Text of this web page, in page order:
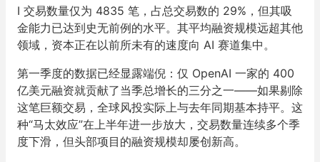
I 交易数量仅为 4835 笔，占总交易数的 29%，但其吸
金能力已达到史无前例的水平。其平均融资规模远超其他
领域，资本正在以前所未有的速度向 AI 赛道集中。
第一季度的数据已经显露端倪：仅 OpenAI 一家的 400
亿美元融资就贡献了当季总增长的三分之一——如果剔除
这笔巨额交易，全球风投实际上与去年同期基本持平。这
种“马太效应”在上半年进一步放大，交易数量连续多个季
度下滑，但头部项目的融资规模却屡创新高。